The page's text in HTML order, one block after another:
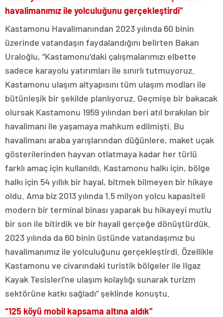
havalimanımız ile yolculuğunu gerçekleştirdi”
Kastamonu Havalimanından 2023 yılında 60 binin
üzerinde vatandaşın faydalandığını belirten Bakan
Uraloğlu, “Kastamonu’daki çalışmalarımızı elbette
sadece karayolu yatırımları ile sınırlı tutmuyoruz.
Kastamonu ulaşım altyapısını tüm ulaşım modları ile
bütünleşik bir şekilde planlıyoruz. Geçmişe bir bakacak
olursak Kastamonu 1959 yılından beri atıl bırakılan bir
havalimanı ile yaşamaya mahkum edilmişti. Bu
havalimanı araba yarışlarından düğünlere, maket uçak
gösterilerinden hayvan otlatmaya kadar her türlü
farklı amaç için kullanıldı. Kastamonu halkı için, bölge
halkı için 54 yıllık bir hayal, bitmek bilmeyen bir hikaye
oldu. Ama biz 2013 yılında 1.5 milyon yolcu kapasiteli
modern bir terminal binası yaparak bu hikayeyi mutlu
bir son ile bitirdik ve bir hayali gerçeğe dönüştürdük.
2023 yılında da 60 binin üstünde vatandaşımız bu
havalimanımız ile yolculuğunu gerçekleştirdi. Özellikle
Kastamonu ve civarındaki turistik bölgeler ile Ilgaz
Kayak Tesisleri’ne ulaşım kolaylığı sunarak turizm
sektörüne katkı sağladı” şeklinde konuştu.
“125 köyü mobil kapsama altına aldık”